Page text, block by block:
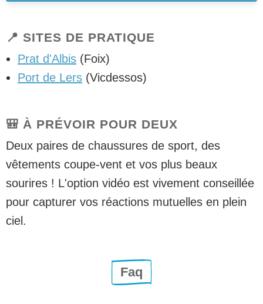
📍 SITES DE PRATIQUE
Prat d'Albis (Foix)
Port de Lers (Vicdessos)
🎒 À PRÉVOIR POUR DEUX
Deux paires de chaussures de sport, des
vêtements coupe-vent et vos plus beaux
sourires ! L'option vidéo est vivement conseillée
pour capturer vos réactions mutuelles en plein
ciel.
Faq